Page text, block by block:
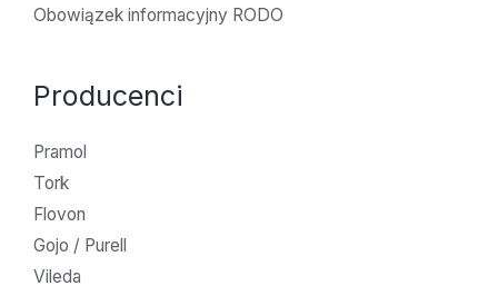
Obowiązek informacyjny RODO
Producenci
Pramol
Tork
Flovon
Gojo / Purell
Vileda